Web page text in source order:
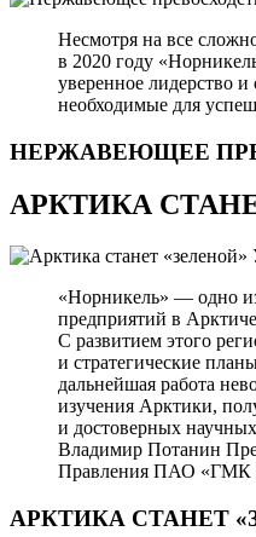
Несмотря на все
в 2020 году
уверенное лидерство и
необходимые для
НЕРЖАВЕЮЩЕЕ
АРКТИКА
«Норникель» — одно
предприятий в
С развитием этого
и стратегические
дальнейшая работа
изучения Арктики,
и достоверных
Владимир Потанин
Правления ПАО «ГМК
АРКТИКА СТАНЕТ